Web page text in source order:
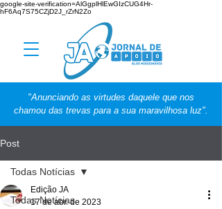
google-site-verification=AlGgplHlEwGIzCUG4Hr-
hF6Aq7S75CZjD2J_rZrN2Zo
"Anunciando as virtudes daquele que nos
chamou das trevas para a sua maravilhosa luz".
Post
Todas Notícias
Todas Notícias
Edição JA
17 de abr. de 2023